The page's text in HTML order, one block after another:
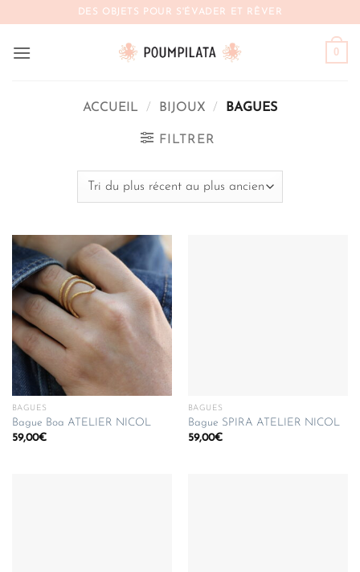
contenu
DES OBJETS POUR S'ÉVADER ET RÊVER
0
ACCUEIL / BIJOUX / BAGUES
FILTRER
BAGUES
Bague Boa ATELIER NICOL
59,00€
BAGUES
Bague SPIRA ATELIER NICOL
59,00€